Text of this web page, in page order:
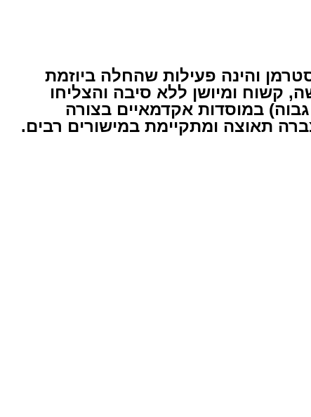
והינה פעילות שהחלה ביוזמת
קשוח ומיושן ללא סיבה והצליחו
במוסדות אקדמאיים בצורה
תאוצה ומתקיימת במישורים רבים.